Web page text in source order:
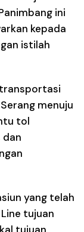
ini
kepada
istilah
menuju
tol
dan
yang telah
tujuan